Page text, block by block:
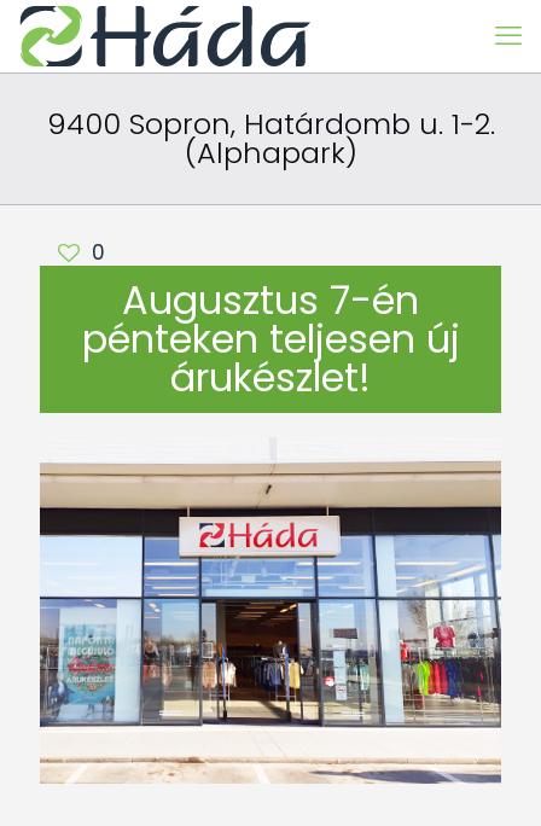
9400 Sopron, Határdomb u. 1-2.
(Alphapark)
0
Augusztus 7-én
pénteken teljesen új
árukészlet!